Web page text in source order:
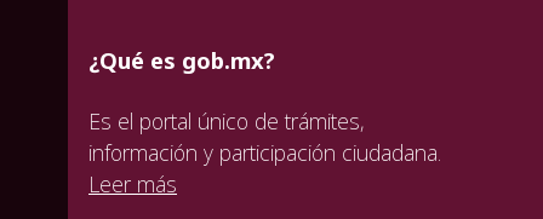
¿Qué es gob.mx?
Es el portal único de trámites,
información y participación ciudadana.
Leer más